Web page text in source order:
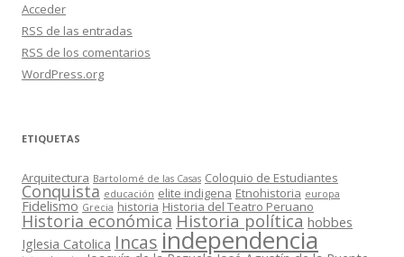
Acceder
RSS de las entradas
RSS de los comentarios
WordPress.org
ETIQUETAS
Arquitectura Bartolomé de las Casas Coloquio de Estudiantes
Conquista educación elite indigena Etnohistoria europa
Fidelismo Grecia historia Historia del Teatro Peruano
Historia económica Historia política hobbes
Iglesia Catolica Incasindependencia